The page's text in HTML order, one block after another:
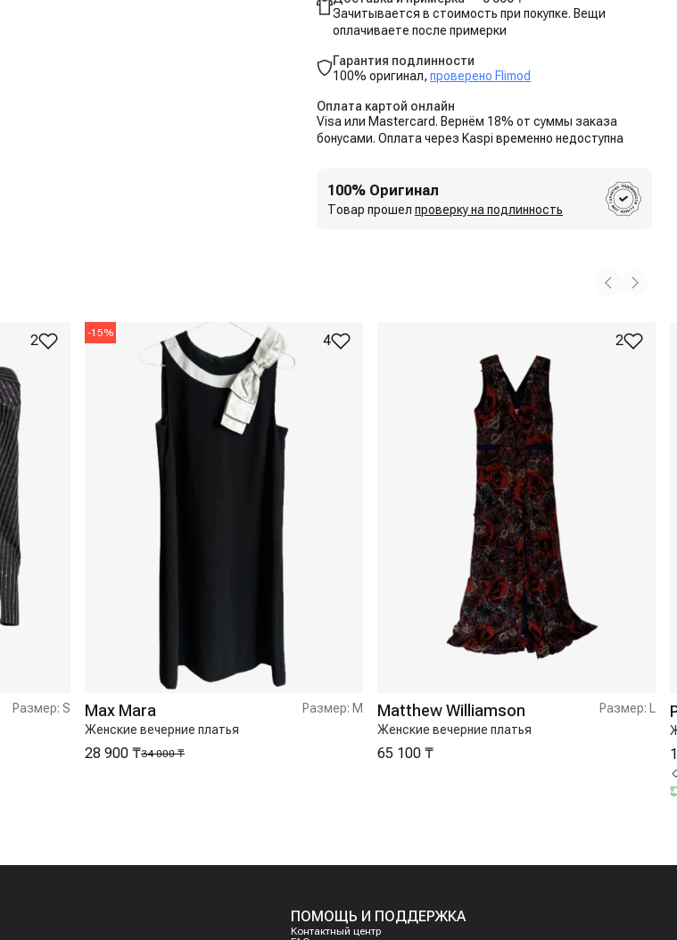
Зачитывается в стоимость при покупке. Вещи
оплачиваете после примерки
Гарантия подлинности
100% оригинал, проверено Flimod
Оплата картой онлайн
Visa или Mastercard. Вернём 18% от суммы заказа
бонусами. Оплата через Kaspi временно недоступна
100% Оригинал
Товар прошел проверку на подлинность
2
Размер: S
-15% 4
Max Mara
Женские вечерние платья
Размер: M
34 000 ₸
28 900 ₸
2
Matthew Williamson
Женские вечерние платья
Размер:
65 100 ₸
ПОМОЩЬ И ПОДДЕРЖКА
Контактный центр